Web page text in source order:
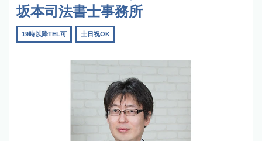
坂本司法書士事務所
19時以降TEL可 土日祝OK